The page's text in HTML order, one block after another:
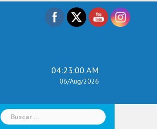
04:23:01 AM
06/Aug/2026
Buscar: